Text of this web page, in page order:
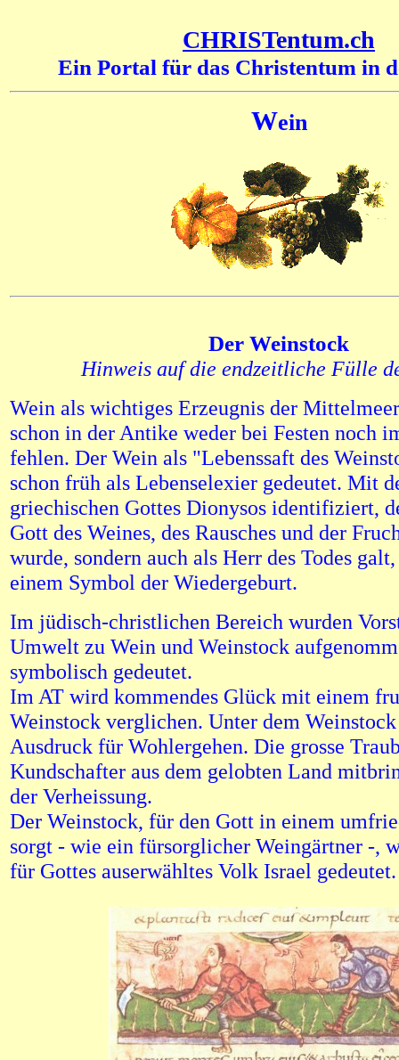
CHRISTentum.ch
Ein Portal für das Christentum in
Wein
Der Weinstock
Hinweis auf die endzeitliche Fülle
Wein als wichtiges Erzeugnis der
schon in der Antike weder bei Festen noch
fehlen. Der Wein als "Lebenssaft des
schon früh als Lebenselexier gedeutet. Mit
griechischen Gottes Dionysos identifiziert,
Gott des Weines, des Rausches und der
wurde, sondern auch als Herr des Todes
einem Symbol der Wiedergeburt.
Im jüdisch-christlichen Bereich wurden
Umwelt zu Wein und Weinstock
symbolisch gedeutet.
Im AT wird kommendes Glück mit einem
Weinstock verglichen. Unter dem
Ausdruck für Wohlergehen. Die grosse
Kundschafter aus dem gelobten Land
der Verheissung.
Der Weinstock, für den Gott in einem
sorgt - wie ein fürsorglicher Weingärtner -,
für Gottes auserwähltes Volk Israel gedeutet.